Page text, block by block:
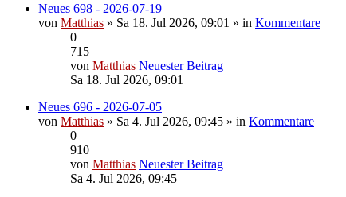
Neues 698 - 2026-07-19
von Matthias » Sa 18. Jul 2026, 09:01 » in Kommentare
0
715
von Matthias Neuester Beitrag
Sa 18. Jul 2026, 09:01
Neues 696 - 2026-07-05
von Matthias » Sa 4. Jul 2026, 09:45 » in Kommentare
0
910
von Matthias Neuester Beitrag
Sa 4. Jul 2026, 09:45